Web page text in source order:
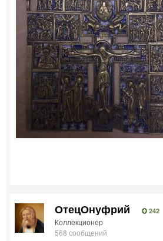
ОтецОнуфрий 242
Коллекционер
568 сообщений